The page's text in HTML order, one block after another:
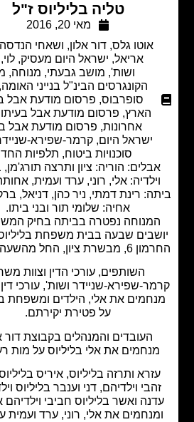
טליה בליליוס ז"ל
מאי 20, 2016
אוטו גלס,דור אלון,ושאחי הנדסה,חברת
ישראל היום מעסיק, לוי, מי-דן
מושב גבעתי, מנוחה, מרכז
הקונגרסים הבינ"ל בנייני האומה, סונול,
סופרבוס,פרסום מודעת אבל בעיתון
פרסום מודעת אבל בעיתון ידיעות
אחרונות,פרסום מודעת אבל בעיתון
ישראל היום,קרמר-שפירא-שניידר,רמות
סוכנויות ביטוח,תלפיות החדשה
הוריה: ציון ותרצה תורג'מן, בעלה
אלי, רוני, ערד ועמית, אחותה ובני
רינת דמתי, ניר כהן, דניאל, ברק ועמרי,
אחיה: שלומי תור ובני ביתו.
נפטרה בביתה בחיק המשפחה.
שבעה בבית משפחת בליליוס, רחוב
השותפים, עורכי הדין וצוות משרד
שפירא-שניידר ושות', עורכי דין ונוטריון
את אלי, הילדים ומשפחת בליליוס
על פטירת יקירתם.
העובדים והמנהלים בקבוצת דור אלון
את אלי בליליוס על מות רעייתו.
ותרזה בליליוס, איריס בליליוס זאבי
וילדיהם, דני וענבר בליליוס וילדיהם,
ואשר בליליוס חביבי וילדיהם אבלים
את אלי, רוני, ערד ועמית על מות